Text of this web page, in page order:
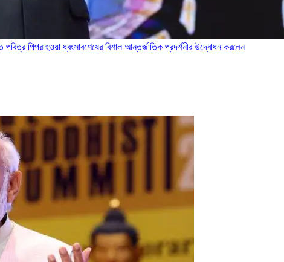
পবিত্র পিপরাহওয়া ধ্বংসাবশেষের বিশাল আন্তর্জাতিক প্রদর্শনীর উদ্বোধন করলেন